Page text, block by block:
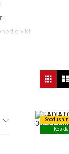
vikt
Visa
som
Rutnät